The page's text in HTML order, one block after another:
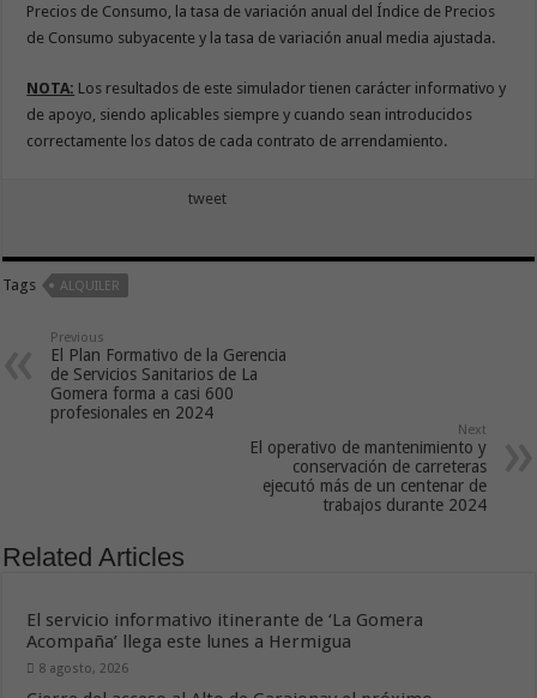
Precios de Consumo, la tasa de variación anual del Índice de Precios
de Consumo subyacente y la tasa de variación anual media ajustada.
NOTA: Los resultados de este simulador tienen carácter informativo y
de apoyo, siendo aplicables siempre y cuando sean introducidos
correctamente los datos de cada contrato de arrendamiento.
tweet
Tags ALQUILER
Previous
El Plan Formativo de la Gerencia
de Servicios Sanitarios de La
Gomera forma a casi 600
profesionales en 2024
Next
El operativo de mantenimiento y
conservación de carreteras
ejecutó más de un centenar de
trabajos durante 2024
Related Articles
El servicio informativo itinerante de ‘La Gomera
Acompaña’ llega este lunes a Hermigua
8 agosto, 2026